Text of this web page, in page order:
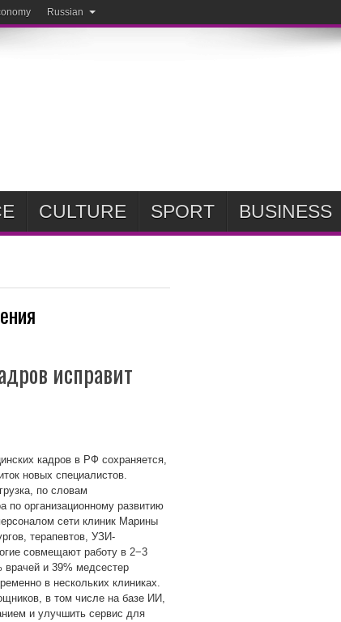
Russian
CULTURE SPORT BUSINESS
исправит
кадров в РФ сохраняется,
новых специалистов.
по словам
по организационному развитию
сети клиник Марины
терапевтов, УЗИ-
совмещают работу в 2−3
врачей и 39% медсестер
в нескольких клиниках.
в том числе на базе ИИ,
и улучшить сервис для